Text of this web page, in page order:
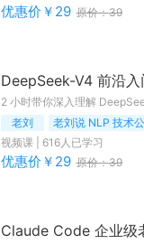
优惠价￥ 29 原价：39
DeepSeek-V4 前沿入
2 小时带你深入理解
老刘
老刘说 NLP 技术
视频课| 616人已学习
优惠价￥ 29 原价：39
Claude Code 企业级